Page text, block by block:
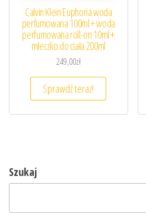
Calvin Klein Euphoria woda
perfumowana 100ml + woda
perfumowana roll-on 10ml +
mleczko do ciała 200ml
249,00zł
Sprawdź teraz!
Szukaj